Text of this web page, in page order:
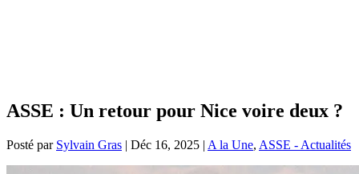
ASSE : Un retour pour Nice voire deux ?
Posté par Sylvain Gras | Déc 16, 2025 | A la Une, ASSE - Actualités